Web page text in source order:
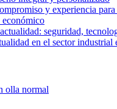
y experiencia
económico
seguridad,
en el sector industrial
olla normal